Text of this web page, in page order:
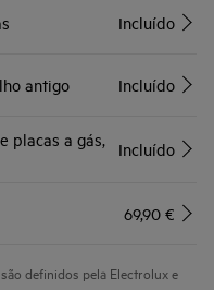
Incluído
antigo Incluído
placas a gás,
Incluído
69,90 €
definidos pela Electrolux e